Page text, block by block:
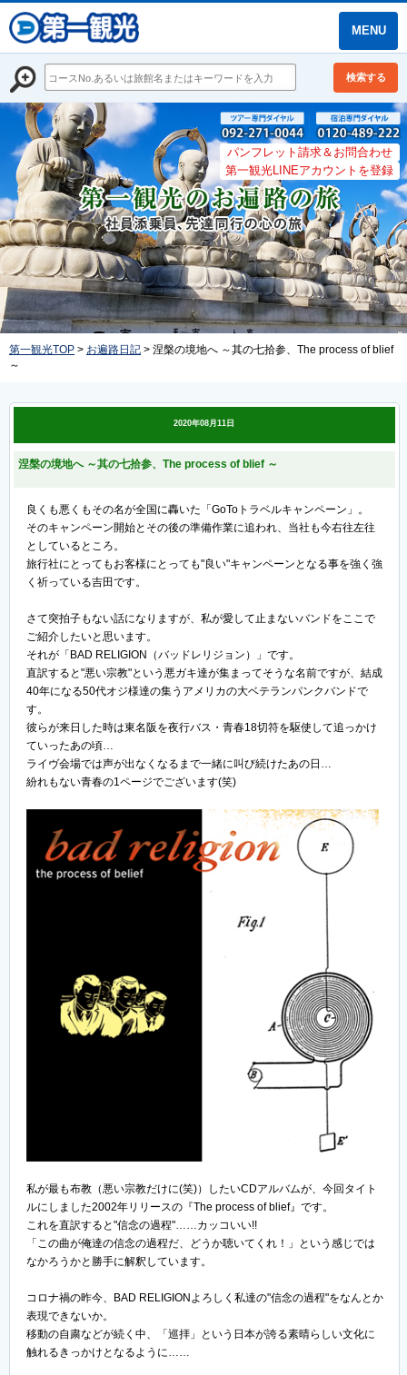
MENU
検索する
パンフレット請求＆お問合わせ
第一観光LINEアカウントを登録
第一観光TOP > お遍路日記 > 涅槃の境地へ ～其の七拾参、The process of blief
～
2020年08月11日
涅槃の境地へ ～其の七拾参、The process of blief ～
良くも悪くもその名が全国に轟いた「GoToトラベルキャンペーン」。
そのキャンペーン開始とその後の準備作業に追われ、当社も今右往左往
としているところ。
旅行社にとってもお客様にとっても"良い"キャンペーンとなる事を強く強
く祈っている吉田です。
さて突拍子もない話になりますが、私が愛して止まないバンドをここで
ご紹介したいと思います。
それが「BAD RELIGION（バッドレリジョン）」です。
直訳すると"悪い宗教"という悪ガキ達が集まってそうな名前ですが、結成
40年になる50代オジ様達の集うアメリカの大ベテランパンクバンドで
す。
彼らが来日した時は東名阪を夜行バス・青春18切符を駆使して追っかけ
ていったあの頃…
ライヴ会場では声が出なくなるまで一緒に叫び続けたあの日…
紛れもない青春の1ページでございます(笑)
私が最も布教（悪い宗教だけに(笑)）したいCDアルバムが、今回タイト
ルにしました2002年リリースの『The process of blief』です。
これを直訳すると"信念の過程"……カッコいい!!
「この曲が俺達の信念の過程だ、どうか聴いてくれ！」という感じでは
なかろうかと勝手に解釈しています。
コロナ禍の昨今、BAD RELIGIONよろしく私達の"信念の過程"をなんとか
表現できないか。
移動の自粛などが続く中、「巡拝」という日本が誇る素晴らしい文化に
触れるきっかけとなるように……